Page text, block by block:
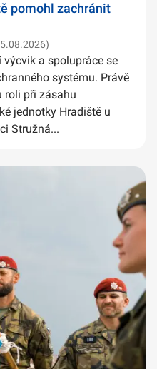
pomohl zachránit
výcvik a spolupráce se
systému. Právě
roli při zásahu
jednotky Hradiště u
Stružná...